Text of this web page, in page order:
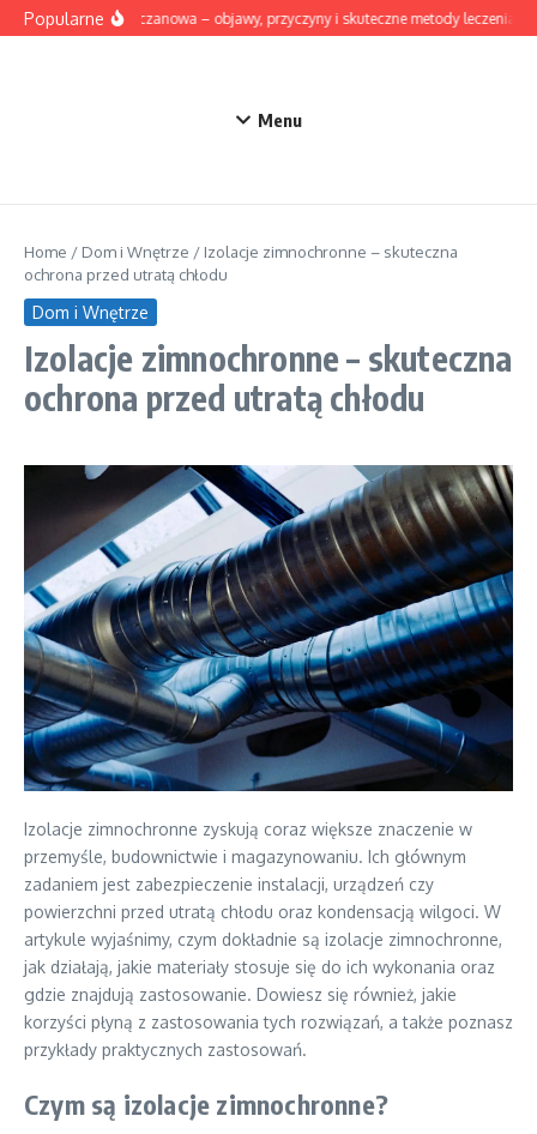
Przejdź do treści
PopularneDna moczanowa – objawy, przyczyny i skuteczne metody leczenia
Menu
Home / Dom i Wnętrze / Izolacje zimnochronne – skuteczna
ochrona przed utratą chłodu
Dom i Wnętrze
Izolacje zimnochronne – skuteczna
ochrona przed utratą chłodu
Izolacje zimnochronne zyskują coraz większe znaczenie w
przemyśle, budownictwie i magazynowaniu. Ich głównym
zadaniem jest zabezpieczenie instalacji, urządzeń czy
powierzchni przed utratą chłodu oraz kondensacją wilgoci. W
artykule wyjaśnimy, czym dokładnie są izolacje zimnochronne,
jak działają, jakie materiały stosuje się do ich wykonania oraz
gdzie znajdują zastosowanie. Dowiesz się również, jakie
korzyści płyną z zastosowania tych rozwiązań, a także poznasz
przykłady praktycznych zastosowań.
Czym są izolacje zimnochronne?